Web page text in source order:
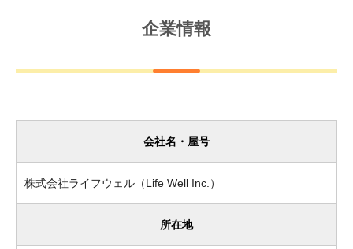
企業情報
会社名・屋号
株式会社ライフウェル（Life Well Inc.）
所在地